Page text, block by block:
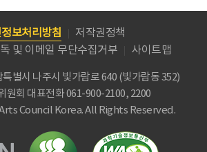
보처리방침
저작권정책
및 이메일 무단수집거부
사이트맵
별시 나주시 빛가람로 640 (빛가람동 352)
원회 대표전화 061-900-2100, 2200
Council Korea. All Rights Reserved.